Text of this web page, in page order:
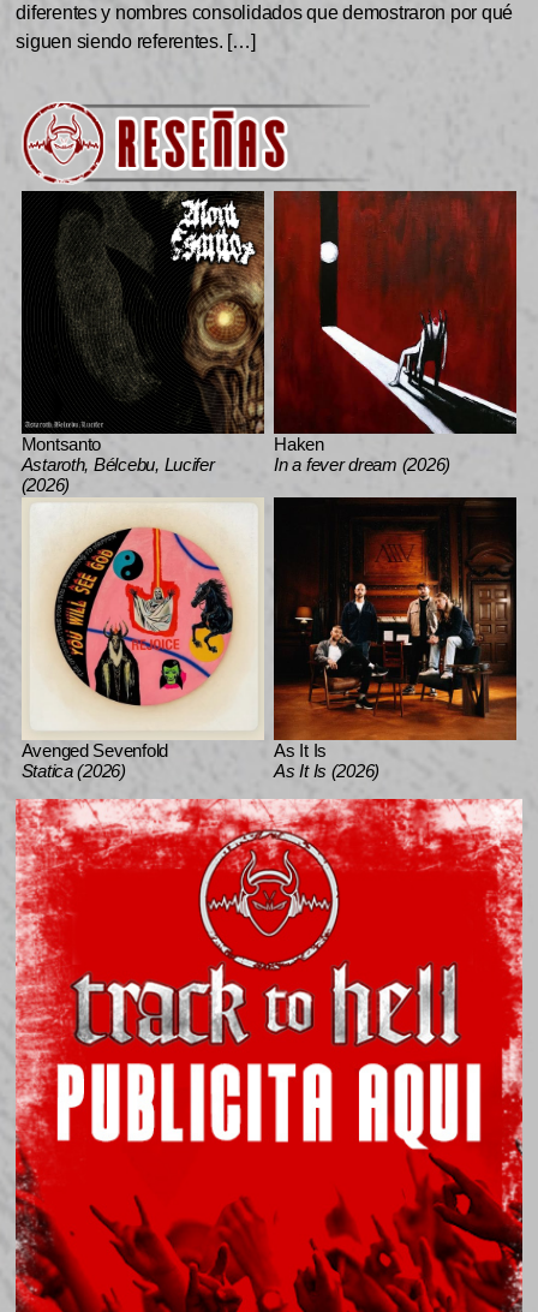
diferentes y nombres consolidados que demostraron por qué
siguen siendo referentes. […]
Montsanto
Astaroth, Bélcebu, Lucifer
(2026)
Haken
In a fever dream (2026)
Avenged Sevenfold
Statica (2026)
As It Is
As It Is (2026)